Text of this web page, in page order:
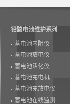
铅酸电池维护系列
蓄电池内阻仪
蓄电池放电仪
蓄电池活化仪
蓄电池充电机
蓄电池充放电仪
蓄电池在线监测